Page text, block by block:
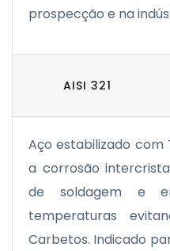
prospecção e na
AISI 321
Aço estabilizado com
a corrosão
de soldagem e
temperaturas
Carbetos. Indicado